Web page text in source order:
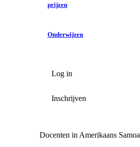
prijzen
Onderwijzen
Log in
Inschrijven
Docenten in Amerikaans Samoa